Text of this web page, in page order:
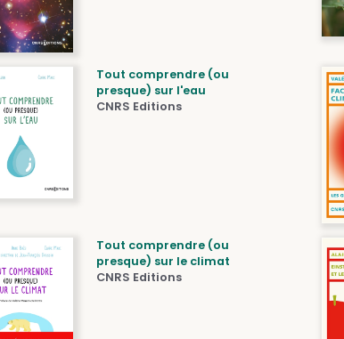
Tout comprendre (ou
presque) sur l'eau
CNRS Editions
Tout comprendre (ou
presque) sur le climat
CNRS Editions